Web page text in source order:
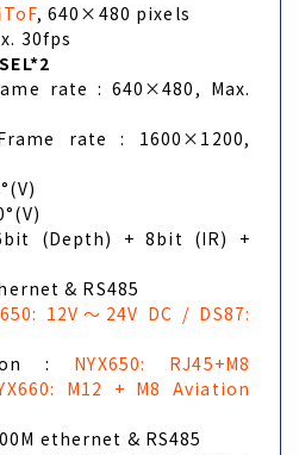
, 640×480 pixels
30fps
rate : 640×480, Max.
rate : 1600×1200,
(Depth) + 8bit (IR) +
& RS485
12V～24V DC / DS87:
: NYX650: RJ45+M8
M12 + M8 Aviation
ethernet & RS485